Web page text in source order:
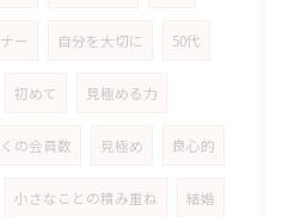
ー 自分を大切に 50代
初めて 見極める力
の会員数 見極め 良心的
小さなことの積み重ね 結婚